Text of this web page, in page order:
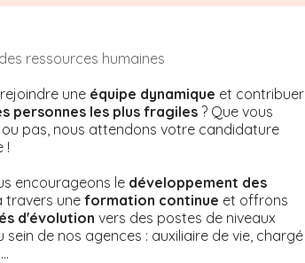
ressources humaines
une équipe dynamique et contribuer
personnes les plus fragiles ? Que vous
pas, nous attendons votre candidature
!
encourageons le développement des
travers uneformation continue et offrons
d'évolution vers des postes de niveaux
sein de nos agences : auxiliaire de vie, chargé